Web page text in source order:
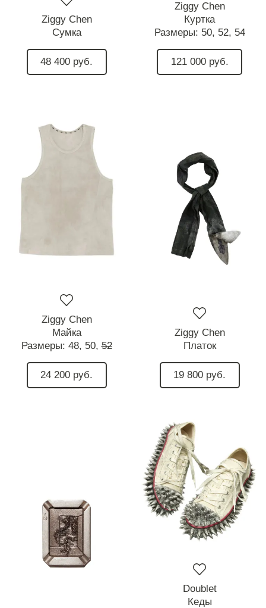
Ziggy Chen
Сумка
48 400 руб.
Ziggy Chen
Куртка
Размеры: 50, 52, 54
121 000 руб.
Ziggy Chen
Майка
Размеры: 48, 50, 52
24 200 руб.
Ziggy Chen
Платок
19 800 руб.
Doublet
Кеды